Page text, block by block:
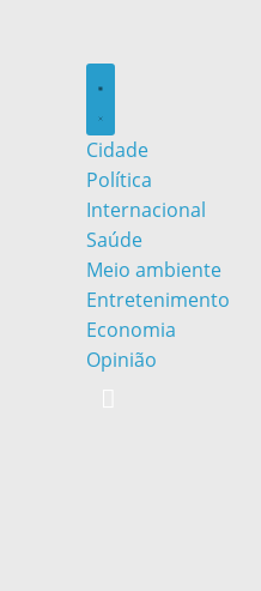
Cidade
Política
Internacional
Saúde
Meio ambiente
Entretenimento
Economia
Opinião